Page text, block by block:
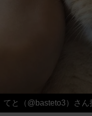
てと（@basteto3）さん